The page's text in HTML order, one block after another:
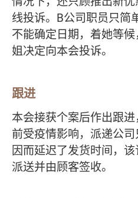
线投诉。B公司职员只简
不能确定日期，着她等
姐决定向本会投诉。
跟进
本会接获个案后作出跟
前受疫情影响，派递公司
因而延迟了发货时间，
派送并由顾客签收。